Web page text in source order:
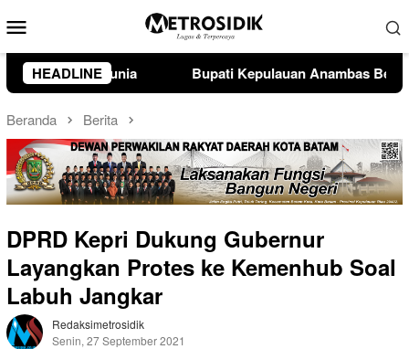
ke
kontenMobile
HEADLINE
Anambas Bersama DPRD Sepakati Ranperda
Beranda Berita
DPRD Kepri Dukung Gubernur
Layangkan Protes ke Kemenhub Soal
Labuh Jangkar
Redaksimetrosidik
Senin, 27 September 2021